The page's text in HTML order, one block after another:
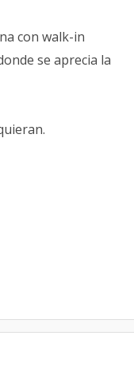
con walk-in
se aprecia la